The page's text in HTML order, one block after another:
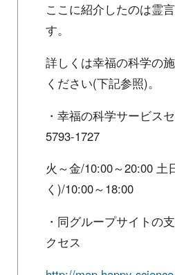
ここに紹介したのは霊
す。
詳しくは幸福の科学の
ください(下記参照)。
・幸福の科学サービス
5793-1727
火～金/10:00～20:00 土
く)/10:00～18:00
・同グループサイトの
クセス